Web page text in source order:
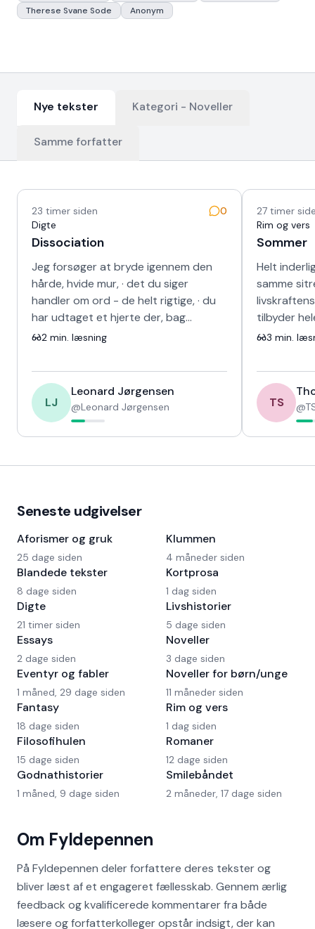
Therese Svane Sode
Anonym
Nye tekster Kategori - Noveller
Samme forfatter
23 timer siden
0
Digte
Dissociation
Jeg forsøger at bryde igennem den
hårde, hvide mur, · det du siger
handler om ord - de helt rigtige, · du
har udtaget et hjerte der, bag
skinnet, · kunne ikke længere banke i
2 min. læsning
LJ
Leonard Jørgensen
@Leonard Jørgensen
27 timer
Rim og vers
Sommer
Helt
samme
tilbyder
sang for
3 min.
TS @
Om Fyldepennen
På Fyldepennen deler forfattere deres tekster og
bliver læst af et engageret fællesskab. Gennem ærlig
feedback og kvalificerede kommentarer fra både
læsere og forfatterkolleger opstår indsigt, der kan
Seneste udgivelser
Aforismer og gruk
25 dage siden
Blandede tekster
8 dage siden
Digte
21 timer siden
Essays
2 dage siden
Eventyr og fabler
1 måned, 29 dage siden
Fantasy
18 dage siden
Filosofihulen
15 dage siden
Godnathistorier
1 måned, 9 dage siden
Klummen
4 måneder siden
Kortprosa
1 dag siden
Livshistorier
5 dage siden
Noveller
3 dage siden
Noveller for børn/unge
11 måneder siden
Rim og vers
1 dag siden
Romaner
12 dage siden
Smilebåndet
2 måneder, 17 dage siden